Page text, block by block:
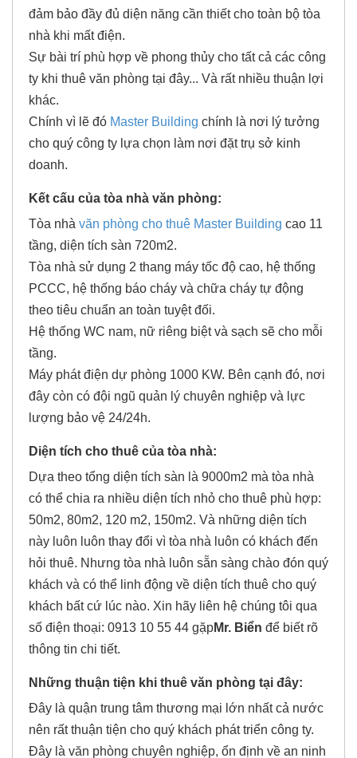
đảm bảo đầy đủ diện năng cần thiết cho toàn bộ tòa
nhà khi mất điện.
Sự bài trí phù hợp về phong thủy cho tất cả các công
ty khi thuê văn phòng tại đây... Và rất nhiều thuận lợi
khác.
Chính vì lẽ đó Master Building chính là nơi lý tưởng
cho quý công ty lựa chọn làm nơi đặt trụ sở kinh
doanh.
Kết cấu của tòa nhà văn phòng:
Tòa nhà văn phòng cho thuê Master Building cao 11
tầng, diện tích sàn 720m2.
Tòa nhà sử dụng 2 thang máy tốc độ cao, hệ thống
PCCC, hệ thống báo cháy và chữa cháy tự động
theo tiêu chuẩn an toàn tuyệt đối.
Hệ thống WC nam, nữ riêng biệt và sạch sẽ cho mỗi
tầng.
Máy phát điện dự phòng 1000 KW. Bên cạnh đó, nơi
đây còn có đội ngũ quản lý chuyên nghiệp và lực
lượng bảo vệ 24/24h.
Diện tích cho thuê của tòa nhà:
Dựa theo tổng diện tích sàn là 9000m2 mà tòa nhà
có thể chia ra nhiều diện tích nhỏ cho thuê phù hợp:
50m2, 80m2, 120 m2, 150m2. Và những diện tích
này luôn luôn thay đổi vì tòa nhà luôn có khách đến
hỏi thuê. Nhưng tòa nhà luôn sẵn sàng chào đón quý
khách và có thể linh động về diện tích thuê cho quý
khách bất cứ lúc nào. Xin hãy liên hệ chúng tôi qua
số điện thoại: 0913 10 55 44 gặpMr. Biển để biết rõ
thông tin chi tiết.
Những thuận tiện khi thuê văn phòng tại đây:
Đây là quận trung tâm thương mại lớn nhất cả nước
nên rất thuận tiện cho quý khách phát triển công ty.
Đây là văn phòng chuyên nghiệp, ổn định về an ninh